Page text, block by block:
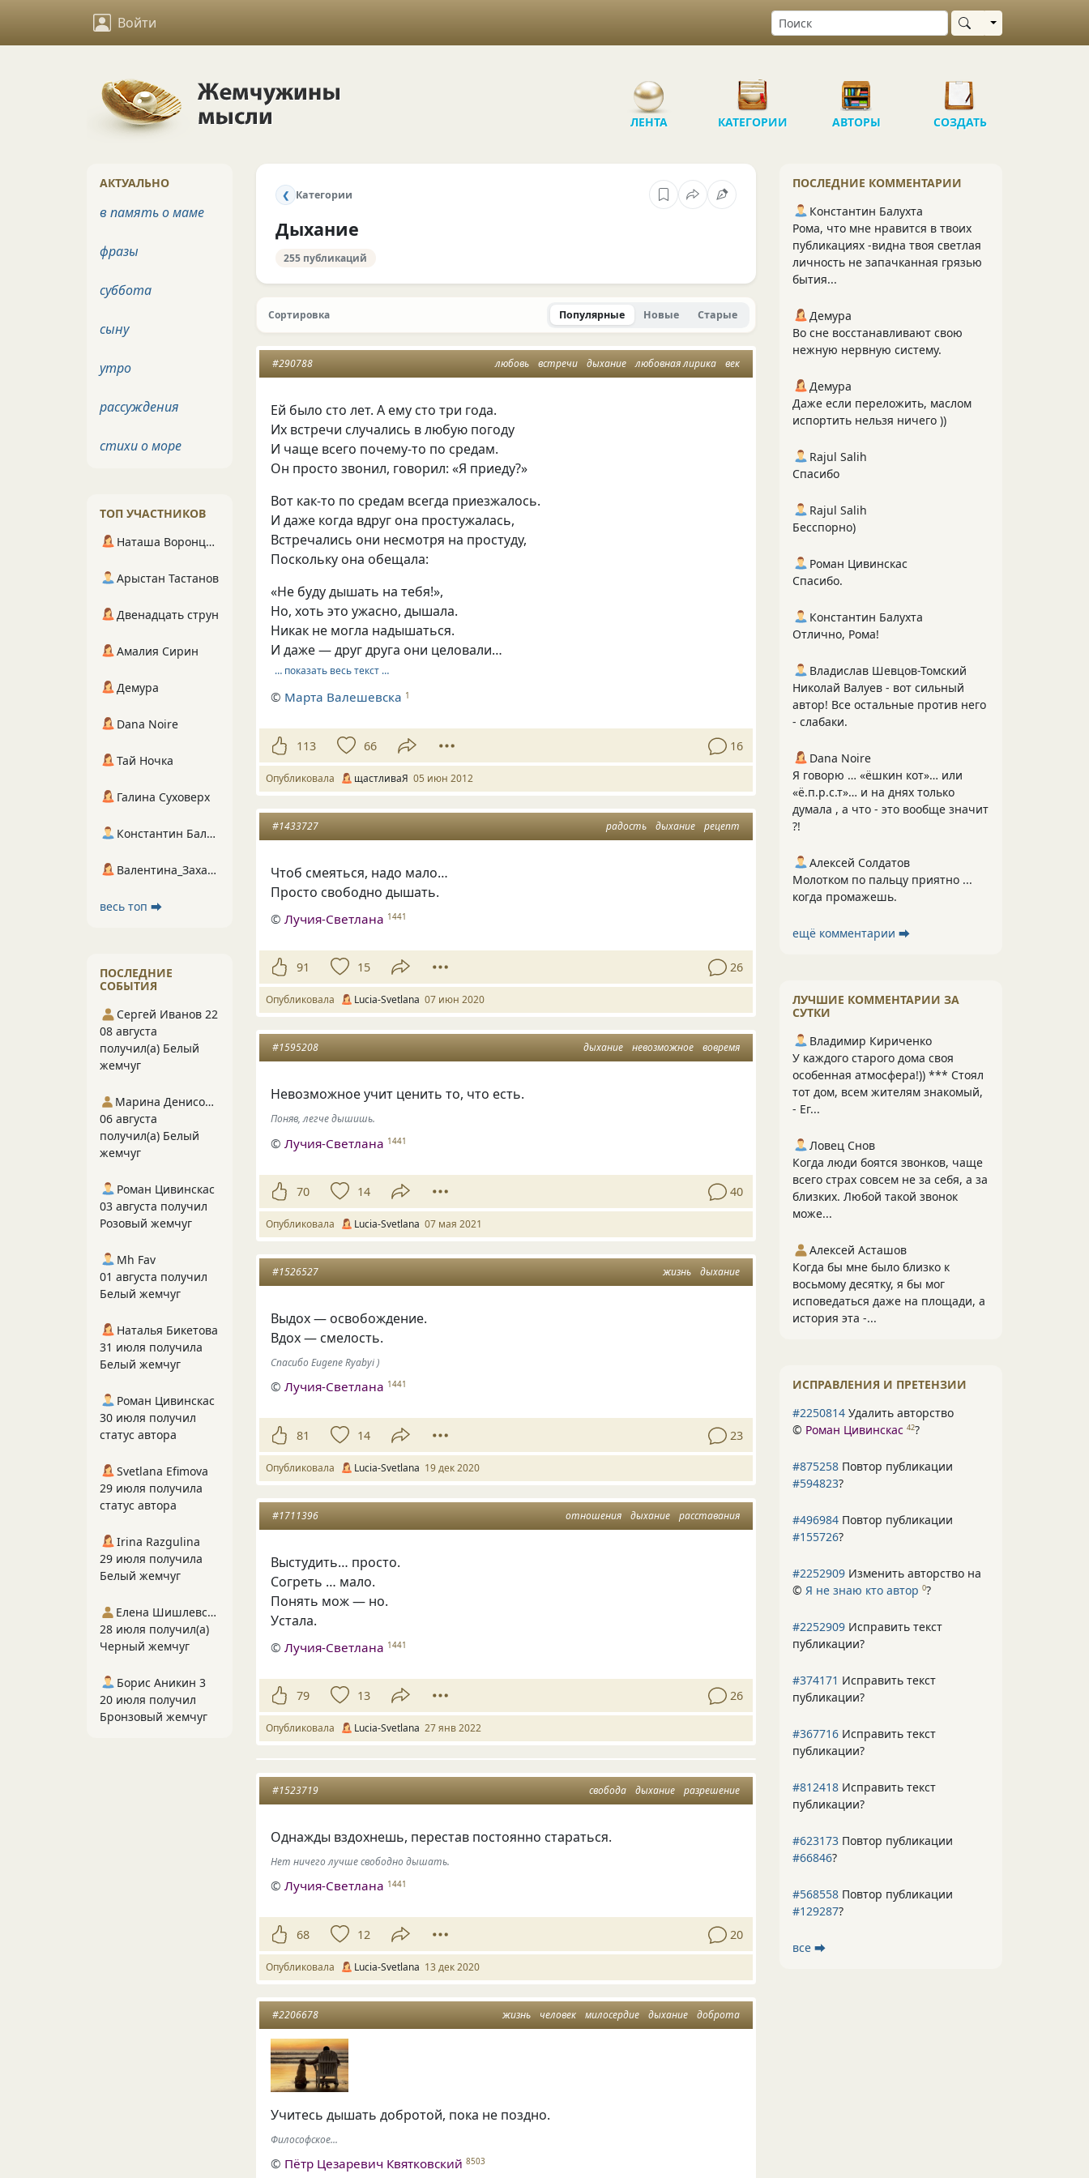
Войти Выбрать область
ЛЕНТА КАТЕГОРИИ АВТОРЫ СОЗДАТЬ
❮ Категории
Дыхание
255 публикаций
Сортировка Популярные Новые Старые
любовь встречи дыхание любовная лирика век
#290788
Ей было сто лет. А ему сто три года.
Их встречи случались в любую погоду
И чаще всего почему-то по средам.
Он просто звонил, говорил: «Я приеду?»
Вот как-то по средам всегда приезжалось.
И даже когда вдруг она простужалась,
Встречались они несмотря на простуду,
Поскольку она обещала:
«Не буду дышать на тебя!»,
Но, хоть это ужасно, дышала.
Никак не могла надышаться.
И даже — друг друга они целовали…
… показать весь текст …
© Марта Валешевска 1
113 66 16
Опубликовала щастливаЯ 05 июн 2012
радость дыхание рецепт
#1433727
Чтоб смеяться, надо мало…
Просто свободно дышать.
©Лучия-Светлана 1441
91 15 26
Опубликовала Lucia-Svetlana 07 июн 2020
дыхание невозможное вовремя
#1595208
Невозможное учит ценить то, что есть.
Поняв, легче дышишь.
©Лучия-Светлана 1441
70 14 40
Опубликовала Lucia-Svetlana 07 мая 2021
жизнь дыхание
#1526527
Выдох — освобождение.
Вдох — смелость.
Спасибо Eugene Ryabyi )
©Лучия-Светлана 1441
81 14 23
Опубликовала Lucia-Svetlana 19 дек 2020
отношения дыхание расставания
#1711396
Выстудить… просто.
Согреть … мало.
Понять мож — но.
Устала.
©Лучия-Светлана 1441
79 13 26
Опубликовала Lucia-Svetlana 27 янв 2022
свобода дыхание разрешение
#1523719
Однажды вздохнешь, перестав постоянно стараться.
Нет ничего лучше свободно дышать.
©Лучия-Светлана 1441
68 12 20
Опубликовала Lucia-Svetlana 13 дек 2020
жизнь человек милосердие дыхание доброта
#2206678
Учитесь дышать добротой, пока не поздно.
Философское...
© Пётр Цезаревич Квятковский 8503
ПОСЛЕДНИЕ КОММЕНТАРИИ
Константин Балухта
Рома, что мне нравится в твоих
публикациях -видна твоя светлая
личность не запачканная грязью
бытия...
Демура
Во сне восстанавливают свою
нежную нервную систему.
Демура
Даже если переложить, маслом
испортить нельзя ничего ))
Rajul Salih
Спасибо
Rajul Salih
Бесспорно)
Роман Цивинскас
Спасибо.
Константин Балухта
Отлично, Рома!
Владислав Шевцов-Томский
Николай Валуев - вот сильный
автор! Все остальные против него
- слабаки.
Dana Noire
Я говорю … «ёшкин кот»… или
«ё.п.р.с.т»… и на днях только
думала , а что - это вообще значит
?!
Алексей Солдатов
Молотком по пальцу приятно ...
когда промажешь.
ещё комментарии ⮕
ЛУЧШИЕ КОММЕНТАРИИ ЗА
СУТКИ
Владимир Кириченко
У каждого старого дома своя
особенная атмосфера!)) *** Стоял
тот дом, всем жителям знакомый,
- Ег...
Ловец Снов
Когда люди боятся звонков, чаще
всего страх совсем не за себя, а за
близких. Любой такой звонок
може...
Алексей Асташов
Когда бы мне было близко к
восьмому десятку, я бы мог
исповедаться даже на площади, а
история эта -...
ИСПРАВЛЕНИЯ И ПРЕТЕНЗИИ
#2250814 Удалить авторство
© Роман Цивинскас 42?
#875258 Повтор публикации
#594823?
#496984 Повтор публикации
#155726?
#2252909 Изменить авторство на
© Я не знаю кто автор 0?
#2252909 Исправить текст
публикации?
#374171 Исправить текст
публикации?
#367716 Исправить текст
публикации?
#812418 Исправить текст
публикации?
#623173 Повтор публикации
#66846?
#568558 Повтор публикации
#129287?
все ⮕
АКТУАЛЬНО
в память о маме
фразы
суббота
сыну
утро
рассуждения
стихи о море
ТОП УЧАСТНИКОВ
Наташа Воронцова
Арыстан Тастанов
Двенадцать струн
Амалия Сирин
Демура
Dana Noire
Тай Ночка
Галина Суховерх
Константин Балухта
Валентина_Захарова
весь топ ⮕
ПОСЛЕДНИЕ
СОБЫТИЯ
Сергей Иванов 22
08 августа
получил(а) Белый
жемчуг
Марина Денисова 5
06 августа
получил(а) Белый
жемчуг
Роман Цивинскас
03 августа получил
Розовый жемчуг
Mh Fav
01 августа получил
Белый жемчуг
Наталья Бикетова
31 июля получила
Белый жемчуг
Роман Цивинскас
30 июля получил
статус автора
Svetlana Efimova
29 июля получила
статус автора
Irina Razgulina
29 июля получила
Белый жемчуг
Елена Шишлевская
28 июля получил(а)
Черный жемчуг
Борис Аникин 3
20 июля получил
Бронзовый жемчуг